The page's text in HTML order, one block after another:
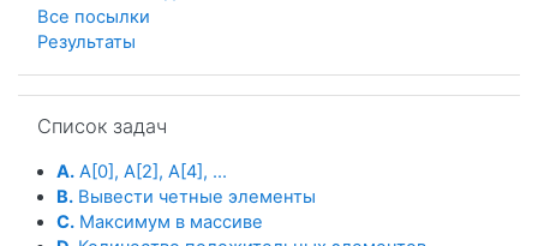
Все посылки
Результаты
Список задач
A. A[0], A[2], A[4], ...
B. Вывести четные элементы
C. Максимум в массиве